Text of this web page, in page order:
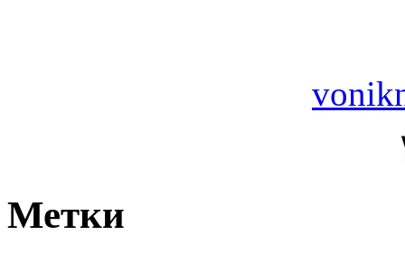
Метки